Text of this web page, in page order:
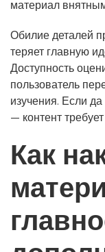
материал
Обилие деталей
теряет главную
Доступность
пользователь
изучения. Если
— контент
Как